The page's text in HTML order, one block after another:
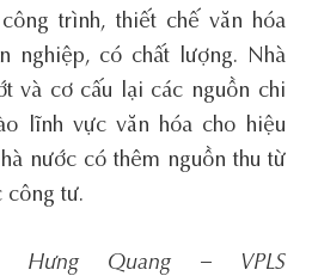
trình, thiết chế văn hóa
nghiệp, có chất lượng. Nhà
và cơ cấu lại các nguồn chi
lĩnh vực văn hóa cho hiệu
nước có thêm nguồn thu từ
công tư.
Hưng Quang – VPLS